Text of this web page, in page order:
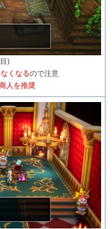
)
くなるので注意
人を推奨